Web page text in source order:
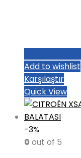
Add to wishlist
Karşılaştır
Quick View
-3%
0 out of 5